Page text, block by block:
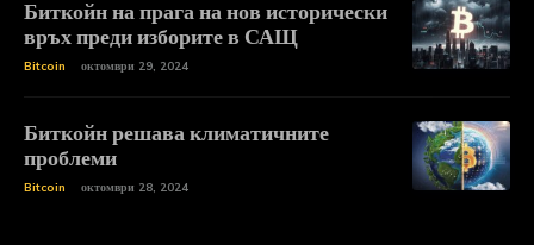
Биткойн на прага на нов исторически
връх преди изборите в САЩ
Bitcoin октомври 29, 2024
Биткойн решава климатичните
проблеми
Bitcoin октомври 28, 2024